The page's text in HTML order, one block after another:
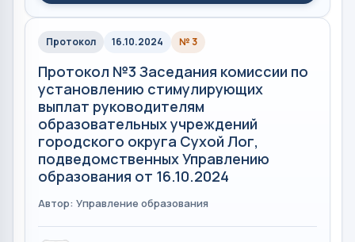
Протокол 16.10.2024 № 3
Протокол №3 Заседания комиссии по
установлению стимулирующих
выплат руководителям
образовательных учреждений
городского округа Сухой Лог,
подведомственных Управлению
образования от 16.10.2024
Автор: Управление образования